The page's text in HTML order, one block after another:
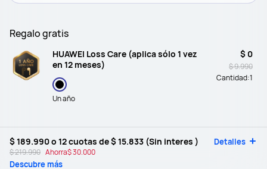
Regalo gratis
HUAWEI Loss Care (aplica sólo 1 vez
en 12 meses)
Un año
$ 0
$ 9.990
Cantidad:1
$ 189.990o 12 cuotas de$ 15.833 (Sin interes ) Detalles
$ 219.990 Ahorra$ 30.000
Descubre más